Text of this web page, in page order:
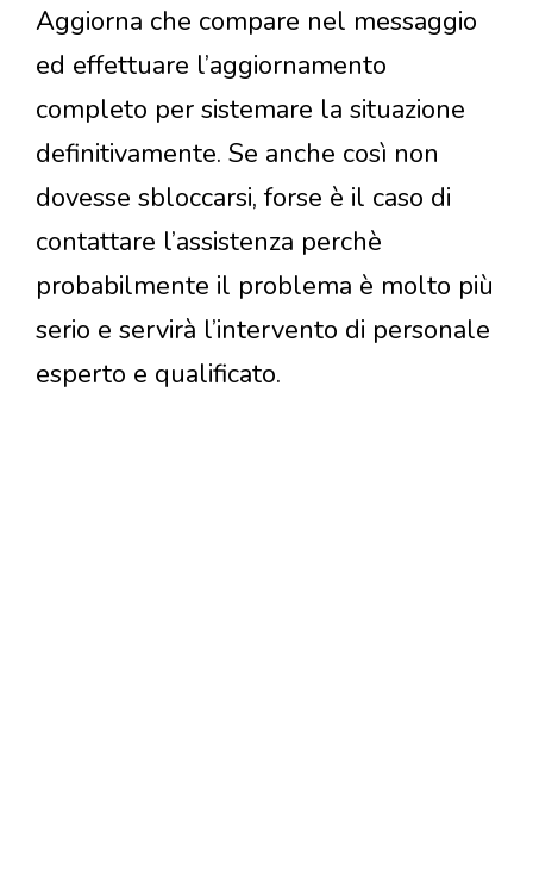
Aggiorna che compare nel messaggio
ed effettuare l’aggiornamento
completo per sistemare la situazione
definitivamente. Se anche così non
dovesse sbloccarsi, forse è il caso di
contattare l’assistenza perchè
probabilmente il problema è molto più
serio e servirà l’intervento di personale
esperto e qualificato.